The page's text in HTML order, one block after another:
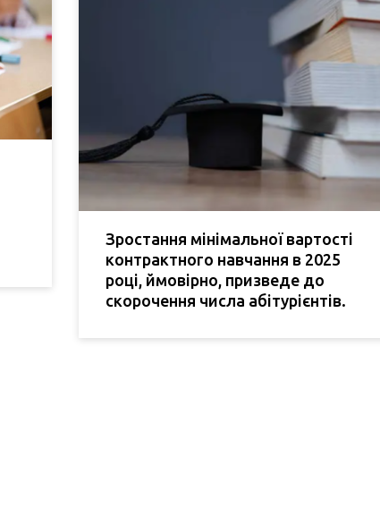
Зростання мінімальної вартості
контрактного навчання в 2025
році, ймовірно, призведе до
скорочення числа абітурієнтів.